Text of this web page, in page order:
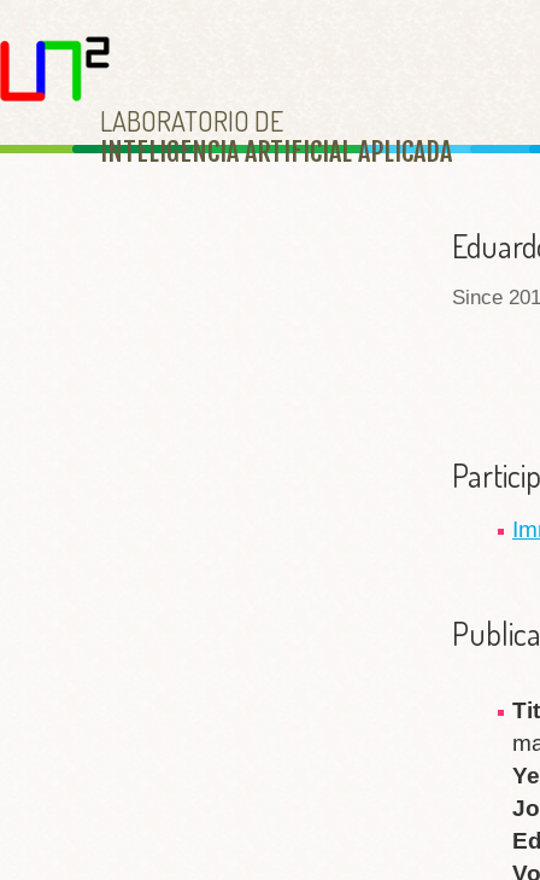
LABORATORIO DE
INTELIGENCIA ARTIFICIAL APLICADA
Since